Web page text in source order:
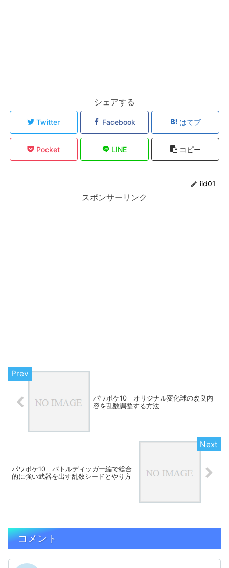
シェアする
Twitter Facebook はてブ
Pocket LINE コピー
iid01
スポンサーリンク
パワポケ10 オリジナル変化球の改良内
容を乱数調整する方法
パワポケ10 バトルディッガー編で総合
的に強い武器を出す乱数シードとやり方
コメント